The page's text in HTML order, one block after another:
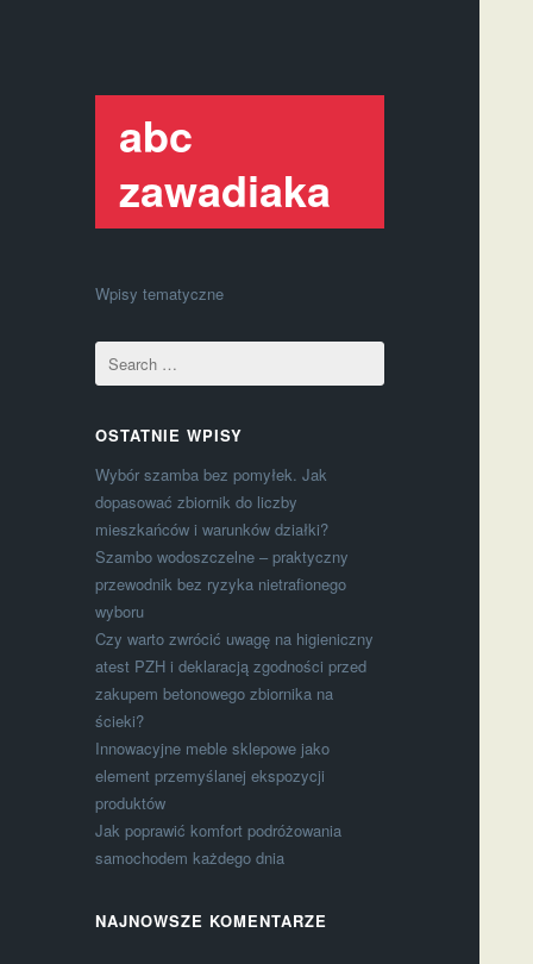
abc
zawadiaka
Wpisy tematyczne
OSTATNIE WPISY
Wybór szamba bez pomyłek. Jak
dopasować zbiornik do liczby
mieszkańców i warunków działki?
Szambo wodoszczelne – praktyczny
przewodnik bez ryzyka nietrafionego
wyboru
Czy warto zwrócić uwagę na higieniczny
atest PZH i deklaracją zgodności przed
zakupem betonowego zbiornika na
ścieki?
Innowacyjne meble sklepowe jako
element przemyślanej ekspozycji
produktów
Jak poprawić komfort podróżowania
samochodem każdego dnia
NAJNOWSZE KOMENTARZE